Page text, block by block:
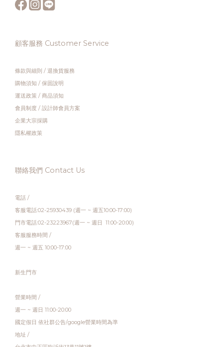
顧客服務 Customer Service
條款與細則 / 退換貨服務
購物須知 / 保固說明
運送政策 / 商品須知
會員制度 / 設計師會員方案
企業大宗採購
隱私權政策
聯絡我們 Contact Us
電話 /
客服電話:02-25930439 (週一 ~ 週五10:00-17:00)
門市電話:02-23223967(週一 ~ 週日 11:00-20:00)
客服服務時間 /
週一 ~ 週五 10:00-17:00
新生門市
營業時間 /
週一 ~ 週日 11:00-20:00
國定假日 依社群公告/google營業時間為準
地址 /